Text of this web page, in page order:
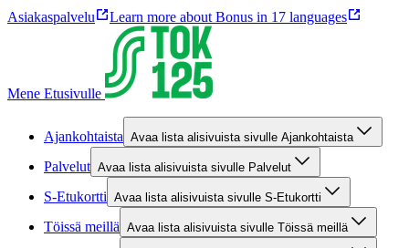
Asiakaspalvelu Learn more about Bonus in 17 languages
Mene Etusivulle
Ajankohtaista Avaa lista alisivuista sivulle Ajankohtaista
Palvelut Avaa lista alisivuista sivulle Palvelut
S-Etukortti Avaa lista alisivuista sivulle S-Etukortti
Töissä meillä Avaa lista alisivuista sivulle Töissä meillä